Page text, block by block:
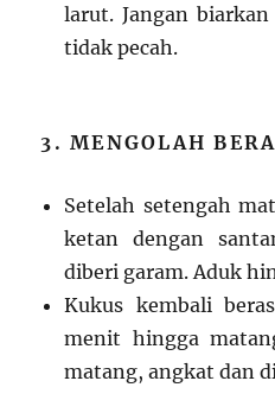
larut. Jangan
tidak pecah.
3. MENGOLAH
Setelah setengah
ketan dengan
diberi garam. Aduk
Kukus kembali
menit hingga
matang, angkat dan